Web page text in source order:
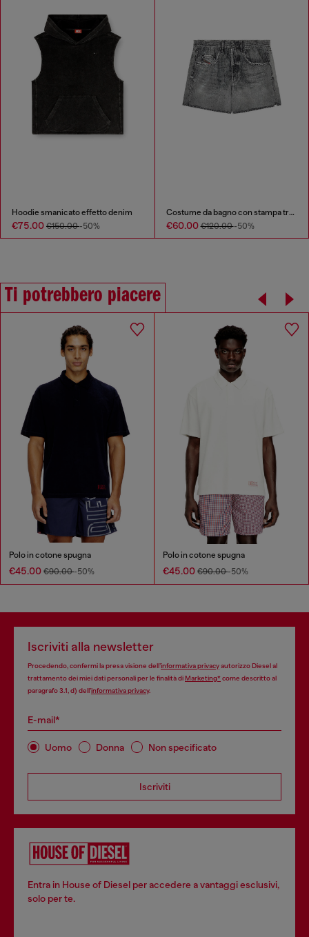
Hoodie smanicato effetto denim
€75.00 €150.00-50%
Costume da bagno con stampa trompe-l'œil effetto denim
€60.00€120.00-50%
Ti potrebbero piacere
Polo in cotone spugna
€45.00 €90.00-50%
Polo in cotone spugna
€45.00 €90.00-50%
Iscriviti alla newsletter
Procedendo, confermi la presa visione dell’informativa privacyautorizzo Diesel al
trattamento dei miei dati personali per le finalità diMarketing*come descritto al
paragrafo 3.1, d) dell’informativa privacy.
E-mail*
Uomo Donna Non specificato
Iscriviti
Entra in House of Diesel per accedere a vantaggi esclusivi,
solo per te.